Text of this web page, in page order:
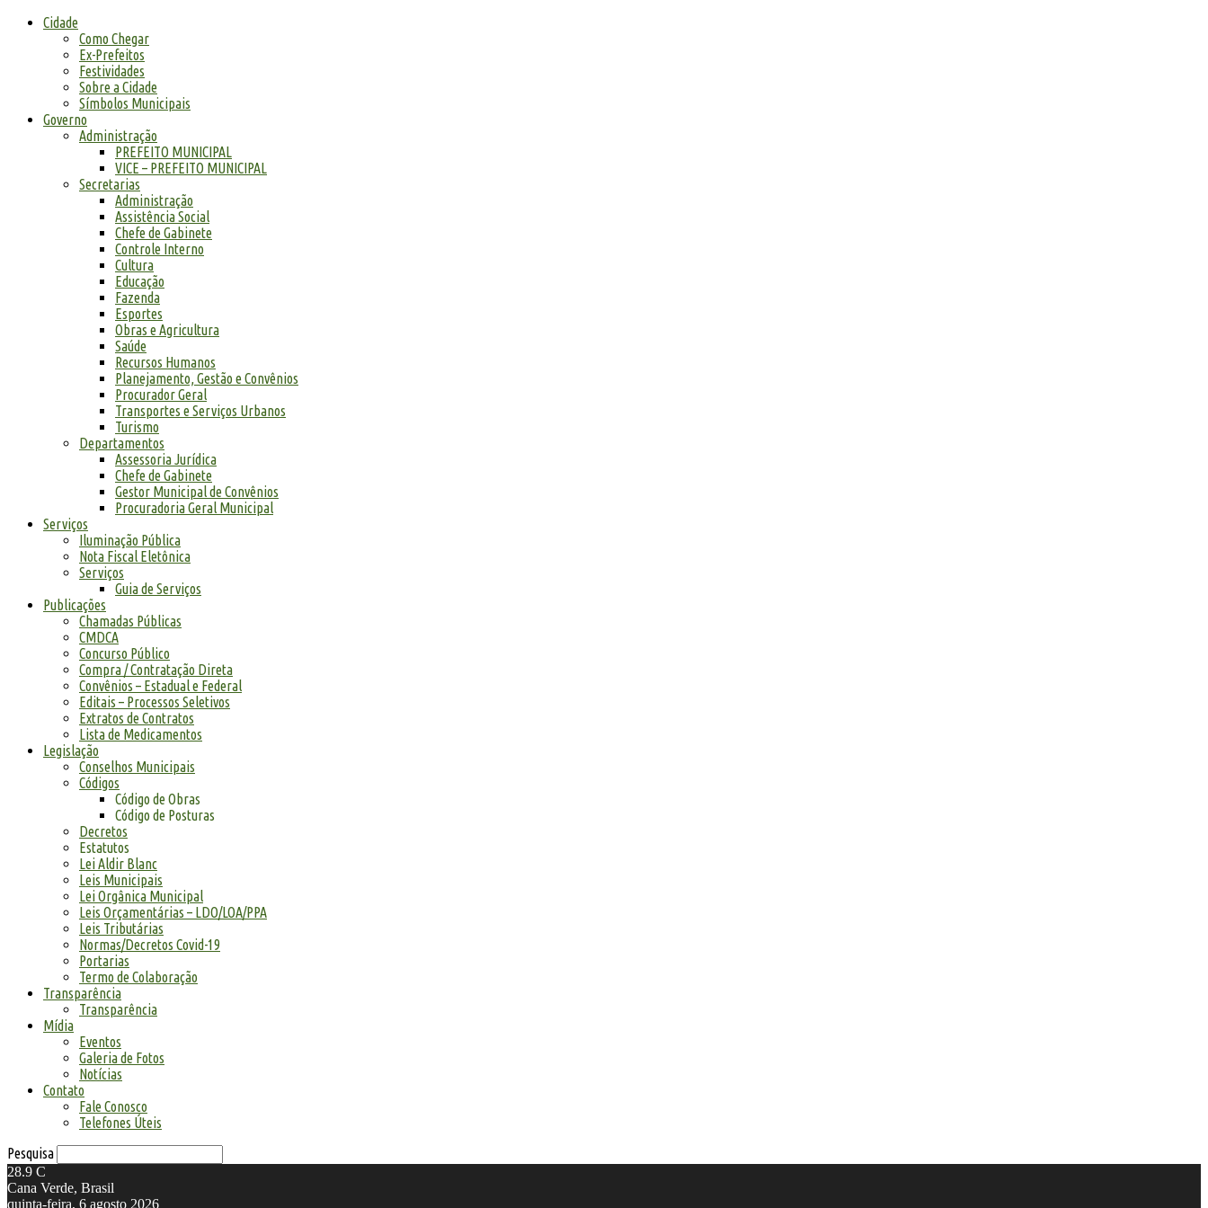
Cidade
Como Chegar
Ex-Prefeitos
Festividades
Sobre a Cidade
Símbolos Municipais
Governo
Administração
PREFEITO MUNICIPAL
VICE – PREFEITO MUNICIPAL
Secretarias
Administração
Assistência Social
Chefe de Gabinete
Controle Interno
Cultura
Educação
Fazenda
Esportes
Obras e Agricultura
Saúde
Recursos Humanos
Planejamento, Gestão e Convênios
Procurador Geral
Transportes e Serviços Urbanos
Turismo
Departamentos
Assessoria Jurídica
Chefe de Gabinete
Gestor Municipal de Convênios
Procuradoria Geral Municipal
Serviços
Iluminação Pública
Nota Fiscal Eletônica
Serviços
Guia de Serviços
Publicações
Chamadas Públicas
CMDCA
Concurso Público
Compra / Contratação Direta
Convênios – Estadual e Federal
Editais – Processos Seletivos
Extratos de Contratos
Lista de Medicamentos
Legislação
Conselhos Municipais
Códigos
Código de Obras
Código de Posturas
Decretos
Estatutos
Lei Aldir Blanc
Leis Municipais
Lei Orgânica Municipal
Leis Orçamentárias – LDO/LOA/PPA
Leis Tributárias
Normas/Decretos Covid-19
Portarias
Termo de Colaboração
Transparência
Transparência
Mídia
Eventos
Galeria de Fotos
Notícias
Contato
Fale Conosco
Telefones Úteis
Pesquisa
28.9 C
Cana Verde, Brasil
quinta-feira, 6 agosto 2026